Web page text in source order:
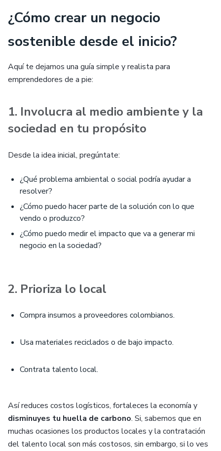
¿Cómo crear un negocio
sostenible desde el inicio?
Aquí te dejamos una guía simple y realista para
emprendedores de a pie:
1. Involucra al medio ambiente y la
sociedad en tu propósito
Desde la idea inicial, pregúntate:
¿Qué problema ambiental o social podría ayudar a
resolver?
¿Cómo puedo hacer parte de la solución con lo que
vendo o produzco?
¿Cómo puedo medir el impacto que va a generar mi
negocio en la sociedad?
2. Prioriza lo local
Compra insumos a proveedores colombianos.
Usa materiales reciclados o de bajo impacto.
Contrata talento local.
Así reduces costos logísticos, fortaleces la economía y
disminuyes tu huella de carbono. Si, sabemos que en
muchas ocasiones los productos locales y la contratación
del talento local son más costosos, sin embargo, si lo ves